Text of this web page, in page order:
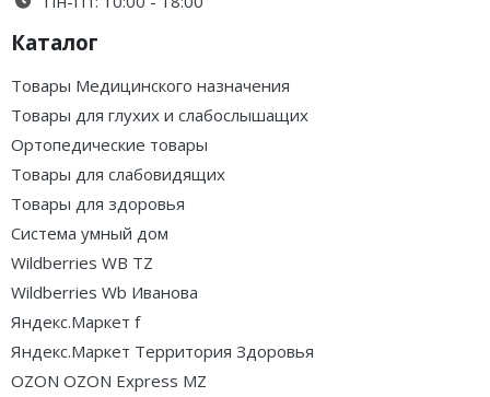
Каталог
Товары Медицинского назначения
Товары для глухих и слабослышащих
Ортопедические товары
Товары для слабовидящих
Товары для здоровья
Система умный дом
Wildberries WB TZ
Wildberries Wb Иванова
Яндекс.Маркет f
Яндекс.Маркет Территория Здоровья
OZON OZON Express MZ